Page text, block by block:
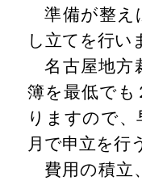
準備が整え
し立てを行い
名古屋地方
簿を最低でも
りますので
月で申立を行
費用の積立